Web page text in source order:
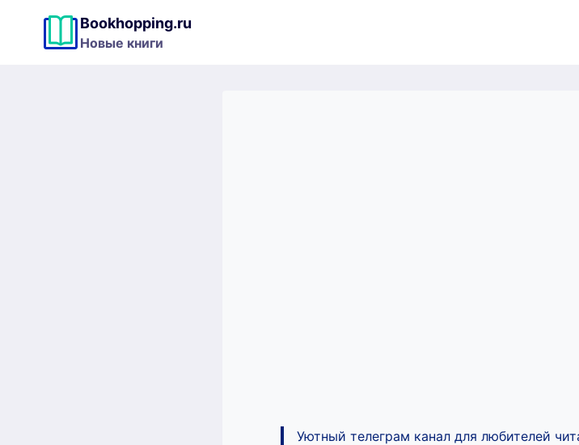
содержимому
Bookhopping.ru
Новые книги
Уютный телеграм канал для любителей